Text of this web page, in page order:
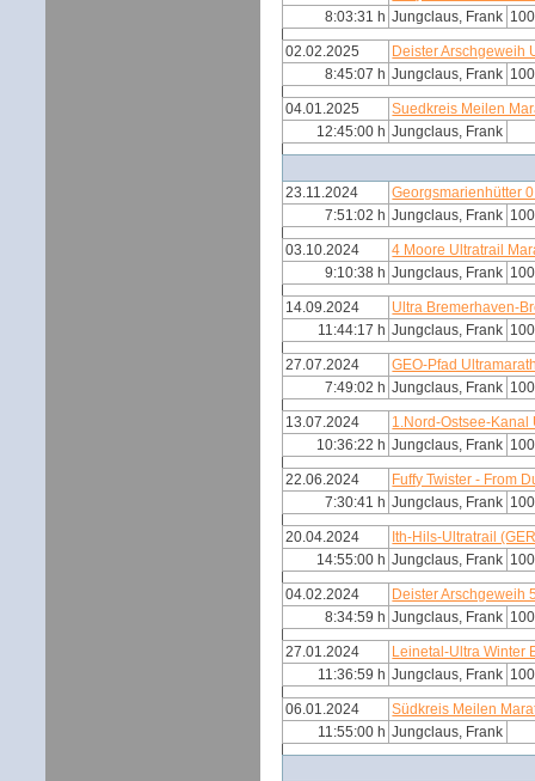
8:03:31 h Jungclaus, Frank
02.02.2025
Deister Arschgeweih
8:45:07 h Jungclaus, Frank
04.01.2025
Suedkreis Meilen
12:45:00 h Jungclaus, Frank
23.11.2024
Georgsmarienhütter
7:51:02 h Jungclaus, Frank
03.10.2024
4 Moore Ultratrail
9:10:38 h Jungclaus, Frank
14.09.2024
Ultra Bremerhaven-
11:44:17 h Jungclaus, Frank
27.07.2024
GEO-Pfad
7:49:02 h Jungclaus, Frank
13.07.2024
1.Nord-Ostsee-Kanal
10:36:22 h Jungclaus, Frank
22.06.2024
Fuffy Twister - From
7:30:41 h Jungclaus, Frank
20.04.2024
Ith-Hils-Ultratrail
14:55:00 h Jungclaus, Frank
04.02.2024
Deister Arschgeweih
8:34:59 h Jungclaus, Frank
27.01.2024
Leinetal-Ultra Winter
11:36:59 h Jungclaus, Frank
06.01.2024
Südkreis Meilen
11:55:00 h Jungclaus, Frank